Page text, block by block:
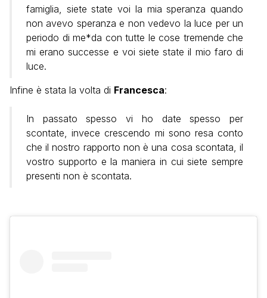
famiglia, siete state voi la mia speranza quando
non avevo speranza e non vedevo la luce per un
periodo di me*da con tutte le cose tremende che
mi erano successe e voi siete state il mio faro di
luce.
Infine è stata la volta di Francesca:
In passato spesso vi ho date spesso per
scontate, invece crescendo mi sono resa conto
che il nostro rapporto non è una cosa scontata, il
vostro supporto e la maniera in cui siete sempre
presenti non è scontata.